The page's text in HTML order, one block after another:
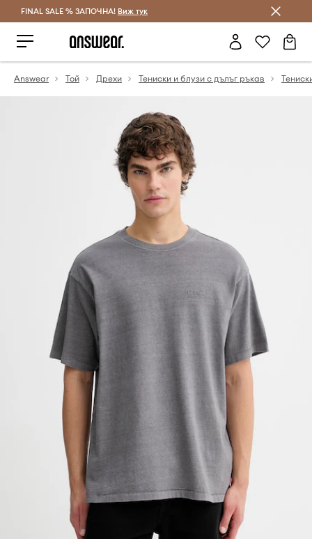
Спестявай с Answear Club
FINAL SALE % ЗАПОЧНА! Виж тук
Answear Той Дрехи Тениски и блузи с дълъг ръкав